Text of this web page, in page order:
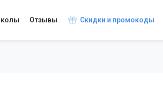
Отзывы Скидки и промокоды